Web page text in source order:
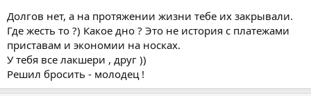
Долгов нет, а на протяжении жизни тебе их закрывали.
Где жесть то ?) Какое дно ? Это не история с платежами
приставам и экономии на носках.
У тебя все лакшери , друг ))
Решил бросить - молодец !